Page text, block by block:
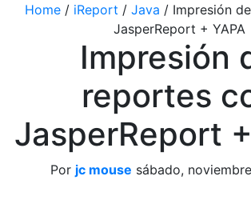
Home / iReport / Java / Impresión
JasperReport + YAPA
Impresión
reportes
JasperReport
Por jc mouse sábado,